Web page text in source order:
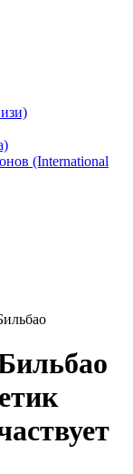
(International